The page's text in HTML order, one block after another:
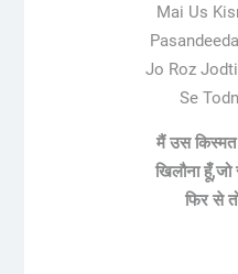
Mai Us
Jo Roz
Se
मैं उस किस्मत
खिलौना
फिर से